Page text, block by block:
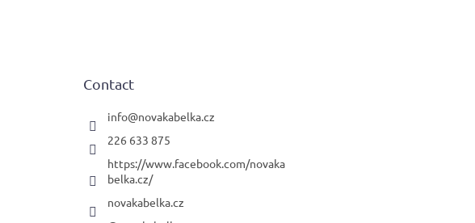
Contact
info@novakabelka.cz
226 633 875
https://www.facebook.com/novaka
belka.cz/
novakabelka.cz